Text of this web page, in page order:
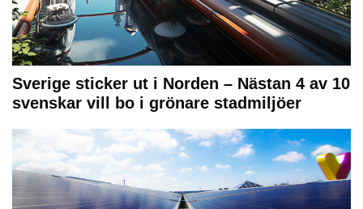
Sverige sticker ut i Norden – Nästan 4 av 10
svenskar vill bo i grönare stadmiljöer